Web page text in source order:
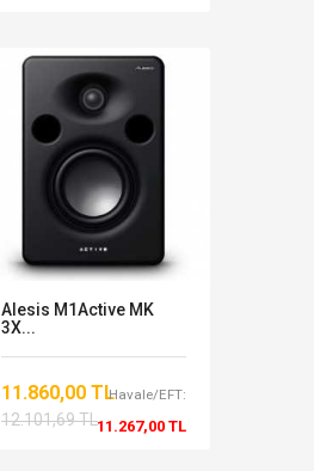
Alesis M1Active MK
3X...
11.860,00 TL
12.101,69 TL
Havale/EFT:
11.267,00 TL